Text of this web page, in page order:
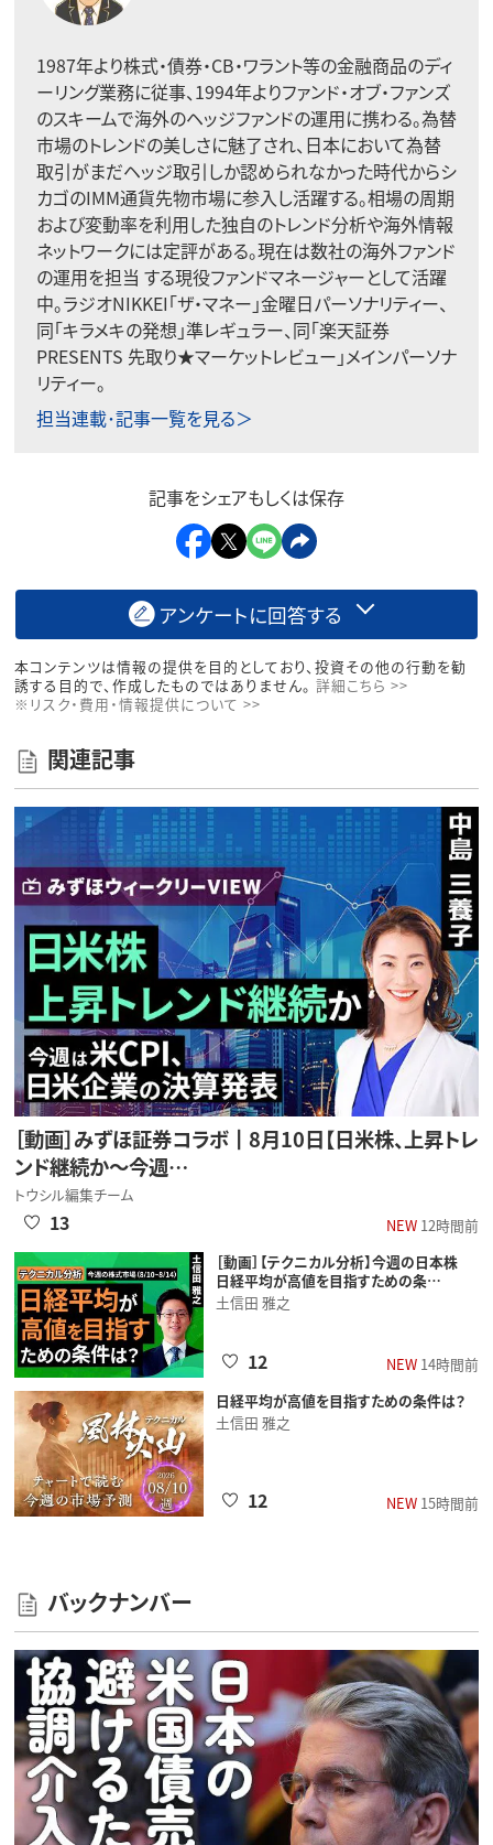
1987年より株式・債券・CB・ワラント等の金融商品のディ
ーリング業務に従事、1994年よりファンド・オブ・ファンズ
のスキームで海外のヘッジファンドの運用に携わる。為替
市場のトレンドの美しさに魅了され、日本において為替
取引がまだヘッジ取引しか認められなかった時代からシ
カゴのIMM通貨先物市場に参入し活躍する。相場の周期
および変動率を利用した独自のトレンド分析や海外情報
ネットワークには定評がある。現在は数社の海外ファンド
の運用を担当 する現役ファンドマネージャーとして活躍
中。ラジオNIKKEI「ザ・マネー」金曜日パーソナリティー、
同「キラメキの発想」準レギュラー、同「楽天証券
PRESENTS 先取り★マーケットレビュー」メインパーソナ
リティー。
担当連載･記事一覧を見る＞
記事をシェアもしくは保存
アンケートに回答する
本コンテンツは情報の提供を目的としており、投資その他の行動を勧
誘する目的で、作成したものではありません。 詳細こちら >>
※リスク・費用・情報提供について >>
関連記事
［動画］みずほ証券コラボ┃8月10日【日米株、上昇トレ
ンド継続か～今週…
トウシル編集チーム
NEW12時間前
13
［動画］【テクニカル分析】今週の日本株
日経平均が高値を目指すための条…
土信田 雅之
NEW14時間前
12
日経平均が高値を目指すための条件は？
土信田 雅之
NEW15時間前
12
バックナンバー